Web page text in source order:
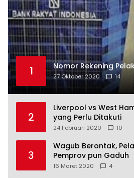
1 Nomor Rekening
27 Oktober 2020 14
2
Liverpool vs West
yang Perlu Ditakuti
24 Februari 2020 10
3
Wagub Berontak,
Pemprov pun Gaduh
16 Maret 2020 4